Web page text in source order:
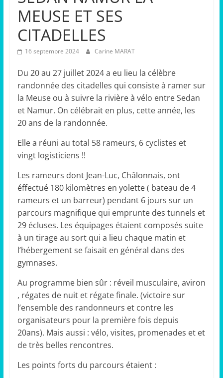
MEUSE ET SES
CITADELLES
16 septembre 2024 Carine MARAT
Du 20 au 27 juillet 2024 a eu lieu la célèbre
randonnée des citadelles qui consiste à ramer sur
la Meuse ou à suivre la rivière à vélo entre Sedan
et Namur. On célébrait en plus, cette année, les
20 ans de la randonnée.
Elle a réuni au total 58 rameurs, 6 cyclistes et
vingt logisticiens !!
Les rameurs dont Jean-Luc, Châlonnais, ont
éffectué 180 kilomètres en yolette ( bateau de 4
rameurs et un barreur) pendant 6 jours sur un
parcours magnifique qui emprunte des tunnels et
29 écluses. Les équipages étaient composés suite
à un tirage au sort qui a lieu chaque matin et
l’hébergement se faisait en général dans des
gymnases.
Au programme bien sûr : réveil musculaire, aviron
, régates de nuit et régate finale. (victoire sur
l’ensemble des randonneurs et contre les
organisateurs pour la première fois depuis
20ans). Mais aussi : vélo, visites, promenades et et
de très belles rencontres.
Les points forts du parcours étaient :